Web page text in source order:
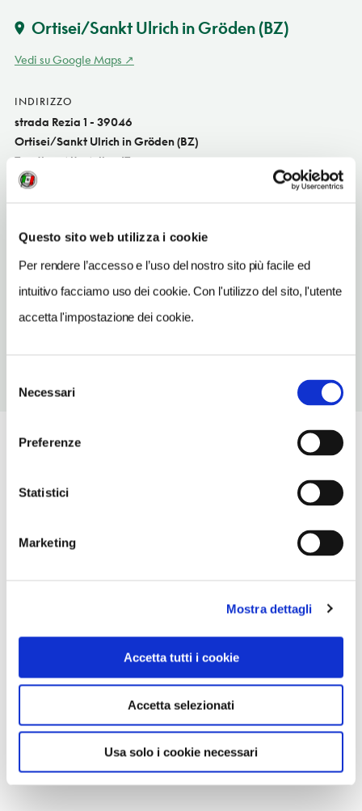
Questo sito web utilizza i cookie
Per rendere l’accesso e l’uso del nostro sito più facile ed
intuitivo facciamo uso dei cookie. Con l'utilizzo del sito, l'utente
accetta l'impostazione dei cookie.
delNecessari
Preferenze
Statistici
Marketing
Mostra dettagli
Accetta tutti i cookie
Accetta selezionati
Usa solo i cookie necessari
Ortisei/Sankt Ulrich in Gröden(BZ)
Vedi su Google Maps
INDIRIZZO
strada Rezia 1 - 39046
Ortisei/Sankt Ulrich in Gröden (BZ)
Trentino-Alto Adige IT
SITO WEB
INDIRIZZO EMAIL
ortisei@valgardena.it
TELEFONO
0471777600